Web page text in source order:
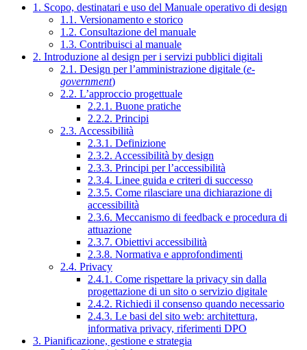
1. Scopo, destinatari e uso del Manuale operativo di design
1.1. Versionamento e storico
1.2. Consultazione del manuale
1.3. Contribuisci al manuale
2. Introduzione al design per i servizi pubblici digitali
2.1. Design per l’amministrazione digitale (e-
government)
2.2. L’approccio progettuale
2.2.1. Buone pratiche
2.2.2. Principi
2.3. Accessibilità
2.3.1. Definizione
2.3.2. Accessibilità by design
2.3.3. Principi per l’accessibilità
2.3.4. Linee guida e criteri di successo
2.3.5. Come rilasciare una dichiarazione di
accessibilità
2.3.6. Meccanismo di feedback e procedura di
attuazione
2.3.7. Obiettivi accessibilità
2.3.8. Normativa e approfondimenti
2.4. Privacy
2.4.1. Come rispettare la privacy sin dalla
progettazione di un sito o servizio digitale
2.4.2. Richiedi il consenso quando necessario
2.4.3. Le basi del sito web: architettura,
informativa privacy, riferimenti DPO
3. Pianificazione, gestione e strategia